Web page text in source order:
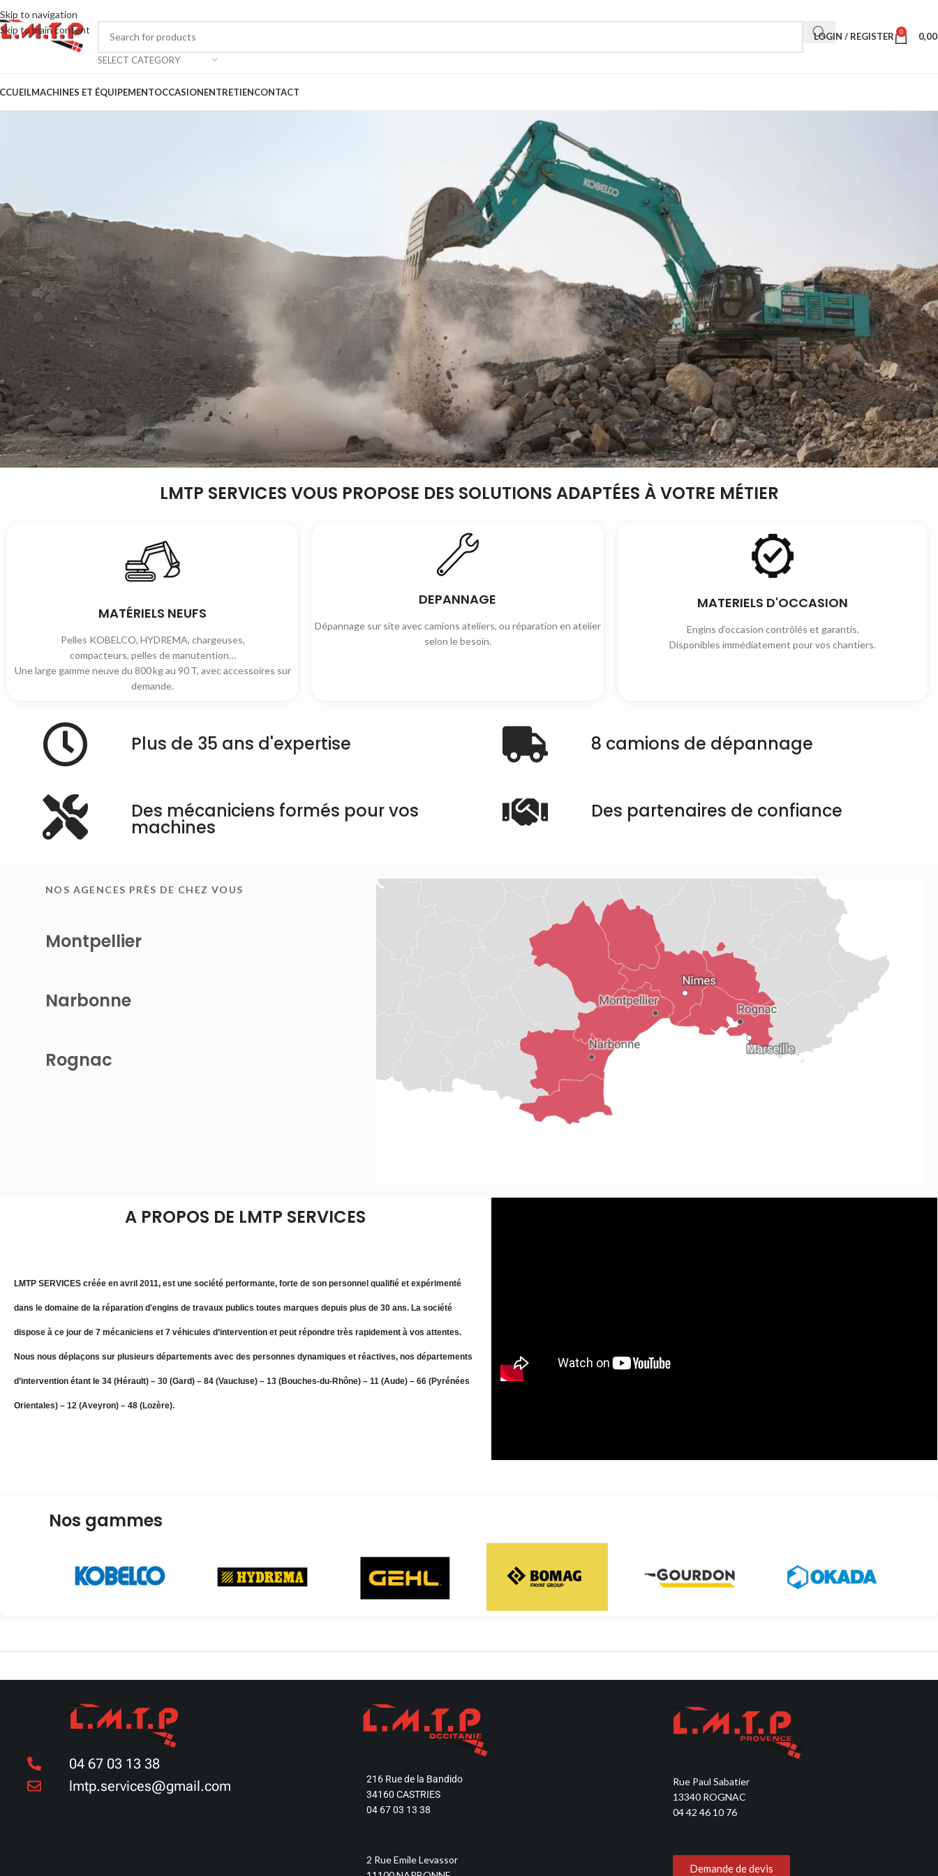
Skip to navigation
Skip to main content
SELECT CATEGORY
LOGIN / REGISTER 0
MACHINES ET ÉQUIPEMENTOCCASIONENTRETIENCONTACT
LMTP SERVICES VOUS PROPOSE DES SOLUTIONS ADAPTÉES À VOTRE MÉTIER
MATÉRIELS NEUFS
Pelles KOBELCO, HYDREMA, chargeuses,
compacteurs, pelles de manutention…
Une large gamme neuve du 800 kg au 90 T, avec accessoires sur
demande.
DEPANNAGE
Dépannage sur site avec camions ateliers, ou réparation en atelier
selon le besoin.
MATERIELS D'OCCASION
Engins d’occasion contrôlés et garantis.
Disponibles immédiatement pour vos chantiers.
Plus de 35 ans d'expertise 8 camions de dépannage
Des mécaniciens formés pour vos
machines
Des partenaires de confiance
NOS AGENCES PRÈS DE CHEZ VOUS
Montpellier
Narbonne
Rognac
A PROPOS DE LMTP SERVICES
LMTP SERVICES créée en avril 2011, est une société performante, forte de son personnel qualifié et expérimenté
dans le domaine de la réparation d'engins de travaux publics toutes marques depuis plus de 30 ans. La société
dispose à ce jour de 7 mécaniciens et 7 véhicules d’intervention et peut répondre très rapidement à vos attentes.
Nous nous déplaçons sur plusieurs départements avec des personnes dynamiques et réactives, nos départements
d’intervention étant le 34 (Hérault) – 30 (Gard) – 84 (Vaucluse) – 13 (Bouches-du-Rhône) – 11 (Aude) – 66 (Pyrénées
Orientales) – 12 (Aveyron) – 48 (Lozère).
Nos gammes
04 67 03 13 38
lmtp.services@gmail.com
216 Rue de la Bandido
34160 CASTRIES
04 67 03 13 38
2 Rue Emile Levassor
Rue Paul Sabatier
13340 ROGNAC
04 42 46 10 76
Demande de devis